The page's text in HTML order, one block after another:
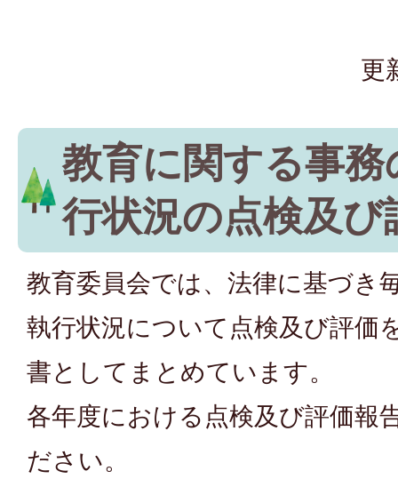
更
教育に関する事
行状況の点検及び
教育委員会では、法律に基づき
執行状況について点検及び評価
書としてまとめています。
各年度における点検及び評価報
ださい。